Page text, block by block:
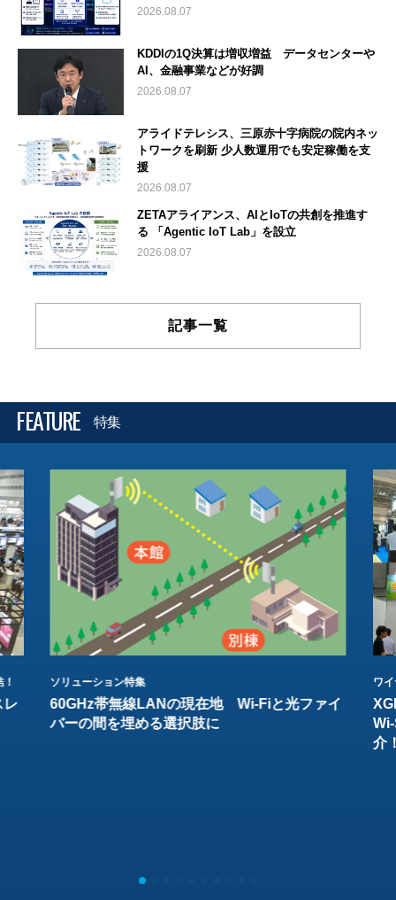
2026.08.07
KDDIの1Q決算は増収増益 データセンターや
AI、金融事業などが好調
2026.08.07
アライドテレシス、三原赤十字病院の院内ネッ
トワークを刷新 少人数運用でも安定稼働を支
援
2026.08.07
ZETAアライアンス、AIとIoTの共創を推進す
る 「Agentic IoT Lab」を設立
2026.08.07
記事一覧
FEATURE 特集
レ
ソリューション特集
60GHz帯無線LANの現在地 Wi-Fiと光ファイ
バーの間を埋める選択肢に
ワ
介